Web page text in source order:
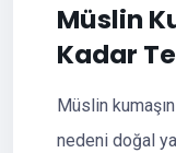
Müslin
Kadar
Müslin
nedeni doğal